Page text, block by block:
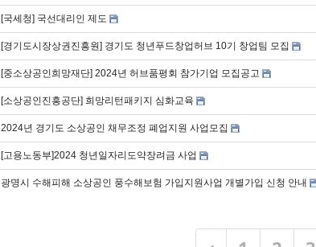
[국세청] 국선대리인 제도
[경기도시장상권진흥원] 경기도 청년푸드창업허브 10기 창업팀 모집
[중소상공인희망재단] 2024년 허브품평회 참가기업 모집공고
[소상공인진흥공단] 희망리턴패키지 심화교육
2024년 경기도 소상공인 채무조정 폐업지원 사업모집
[고용노동부]2024 청년일자리도약장려금 사업
광명시 수해피해 소상공인 풍수해보험 가입지원사업 개별가입 신청 안내